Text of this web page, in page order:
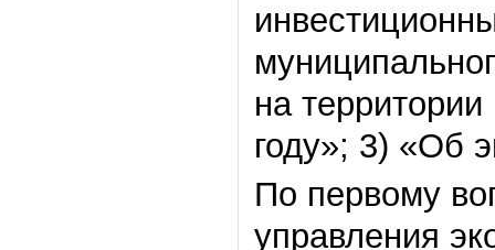
на
году»; 3) «Об
По первому
управления